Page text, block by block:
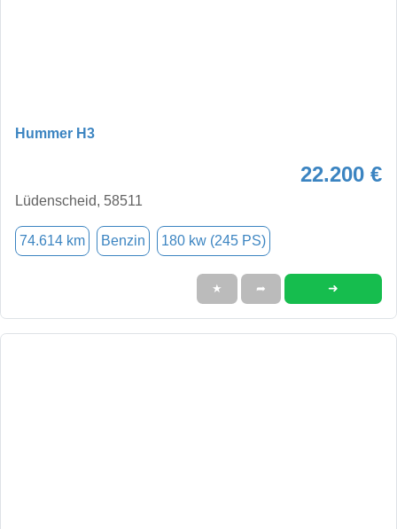
Hummer H3
22.200 €
Lüdenscheid, 58511
74.614 km Benzin 180 kw (245 PS)
★ ➦ ➜